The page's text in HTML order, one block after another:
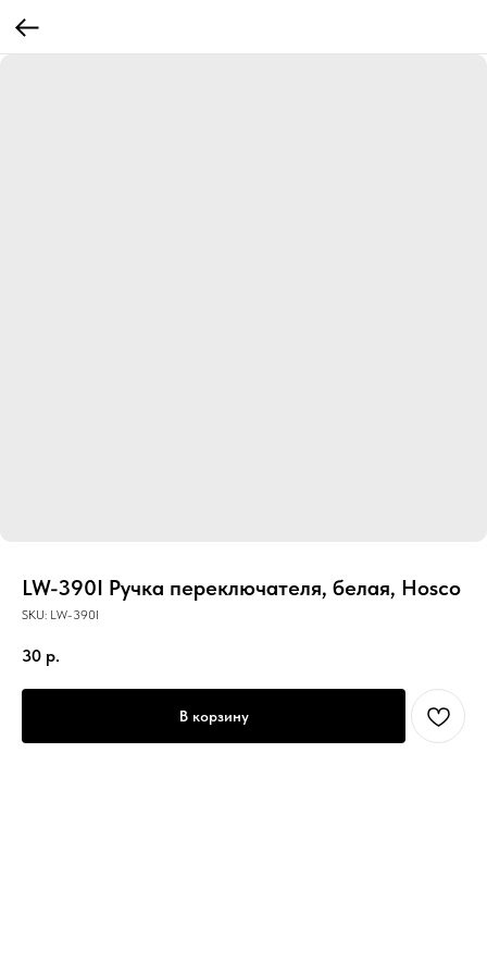
LW-390I Ручка переключателя, белая, Hosco
SKU: LW-390I
30 р.
В корзину